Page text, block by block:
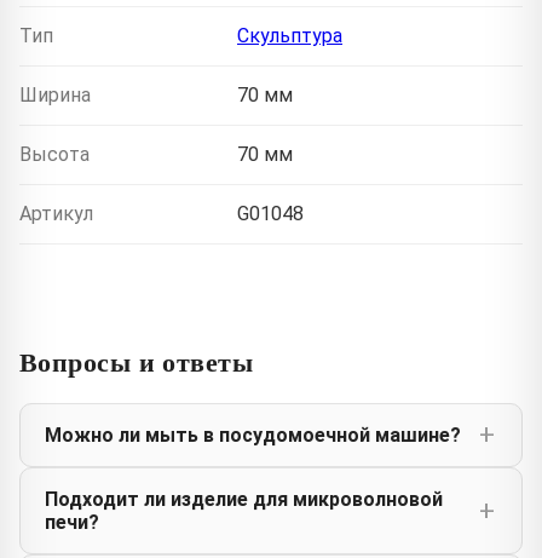
Тип Скульптура
Ширина 70 мм
Высота 70 мм
Артикул G01048
Вопросы и ответы
Можно ли мыть в посудомоечной машине?
Подходит ли изделие для микроволновой
печи?